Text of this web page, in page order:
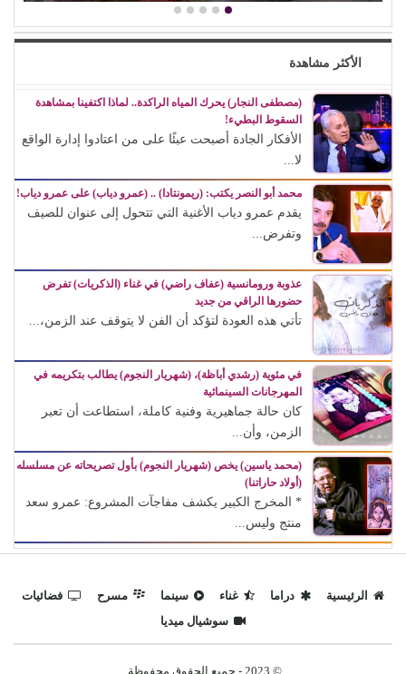
الأكثر مشاهدة
(مصطفى النجار) يحرك المياه الراكدة.. لماذا اكتفينا بمشاهدة
السقوط البطيء!
الأفكار الجادة أصبحت عبئًا على من اعتادوا إدارة الواقع
لا...
محمد أبو النصر يكتب: (ريمونتادا) .. (عمرو دياب) على عمرو دياب!
يقدم عمرو دياب الأغنية التي تتحول إلى عنوان للصيف
وتفرض...
عذوبة ورومانسية (عفاف راضي) في غناء (الذكريات) تفرض
حضورها الراقي من جديد
تأتي هذه العودة لتؤكد أن الفن لا يتوقف عند الزمن،...
في مئوية (رشدي أباظة)، (شهريار النجوم) يطالب بتكريمه في
المهرجانات السينمائية
كان حالة جماهيرية وفنية كاملة، استطاعت أن تعبر
الزمن، وأن...
(محمد ياسين) يخص (شهريار النجوم) بأول تصريحاته عن مسلسله
(أولاد حاراتنا)
* المخرج الكبير يكشف مفاجآت المشروع: عمرو سعد
منتج وليس...
الرئيسية دراما غناء سينما مسرح
فضائيات
سوشيال ميديا
© 2023 - جميع الحقوق محفوظة.